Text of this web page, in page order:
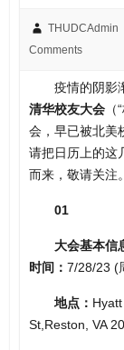
THUDCAdmin
Comments
疫情的阴影
清华校友大会（
会，早已被北美
请把日历上的这
而来，敬请关注。
01
大会基本信
时间： 7/28/23 (
地点：
St,Reston, VA